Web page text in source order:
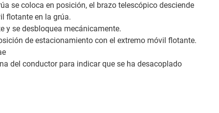
se coloca en posición, el brazo telescópico desciende
flotante en la grúa.
y se desbloquea mecánicamente.
de estacionamiento con el extremo móvil flotante.
del conductor para indicar que se ha desacoplado